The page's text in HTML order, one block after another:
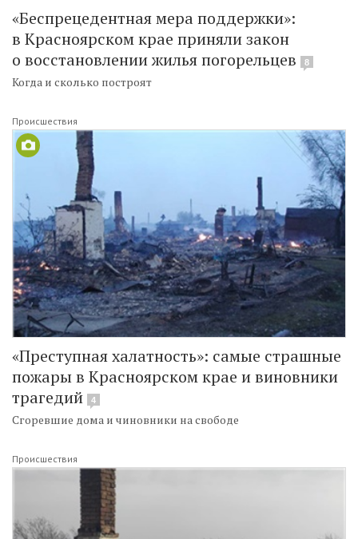
«Беспрецедентная мера поддержки»:
в Красноярском крае приняли закон
о восстановлении жилья погорельцев
8
Когда и сколько построят
Происшествия
«Преступная халатность»: самые страшные
пожары в Красноярском крае и виновники
трагедий
4
Сгоревшие дома и чиновники на свободе
Происшествия